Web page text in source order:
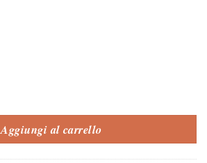
Aggiungi al carrello